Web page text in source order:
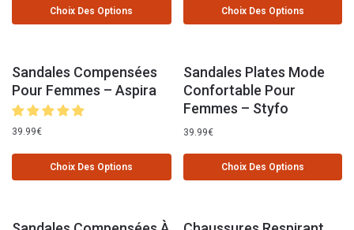
Choix Des Options Choix Des Options
Sandales Compensées
Pour Femmes – Aspira
39.99€
Choix Des Options
Sandales Plates Mode
Confortable Pour
Femmes – Styfo
39.99€
Choix Des Options